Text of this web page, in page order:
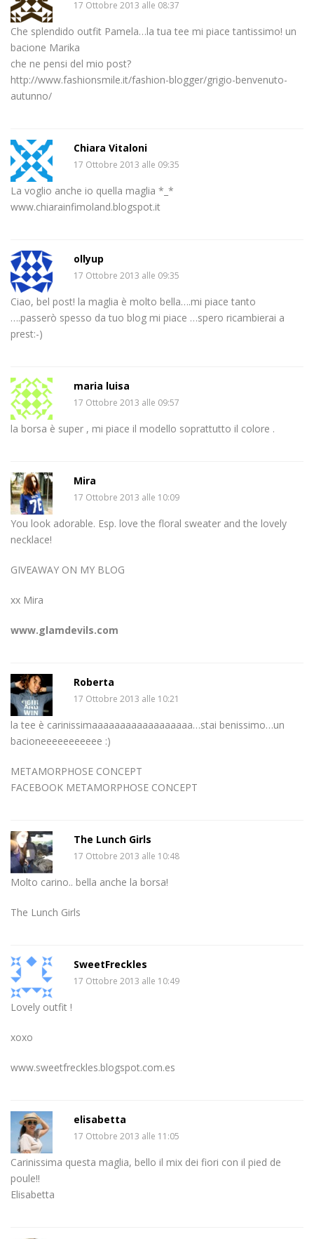
17 Ottobre 2013 alle 08:37
Che splendido outfit Pamela…la tua tee mi piace tantissimo! un
bacione Marika
che ne pensi del mio post?
http://www.fashionsmile.it/fashion-blogger/grigio-benvenuto-
autunno/
Chiara Vitaloni
17 Ottobre 2013 alle 09:35
La voglio anche io quella maglia *_*
www.chiarainfimoland.blogspot.it
ollyup
17 Ottobre 2013 alle 09:35
Ciao, bel post! la maglia è molto bella….mi piace tanto
….passerò spesso da tuo blog mi piace …spero ricambierai a
prest:-)
maria luisa
17 Ottobre 2013 alle 09:57
la borsa è super , mi piace il modello soprattutto il colore .
Mira
17 Ottobre 2013 alle 10:09
You look adorable. Esp. love the floral sweater and the lovely
necklace!
GIVEAWAY ON MY BLOG
xx Mira
www.glamdevils.com
Roberta
17 Ottobre 2013 alle 10:21
la tee è carinissimaaaaaaaaaaaaaaaaaa…stai benissimo…un
bacioneeeeeeeeeee :)
METAMORPHOSE CONCEPT
FACEBOOK METAMORPHOSE CONCEPT
The Lunch Girls
17 Ottobre 2013 alle 10:48
Molto carino.. bella anche la borsa!
The Lunch Girls
SweetFreckles
17 Ottobre 2013 alle 10:49
Lovely outfit !
xoxo
www.sweetfreckles.blogspot.com.es
elisabetta
17 Ottobre 2013 alle 11:05
Carinissima questa maglia, bello il mix dei fiori con il pied de
poule!!
Elisabetta